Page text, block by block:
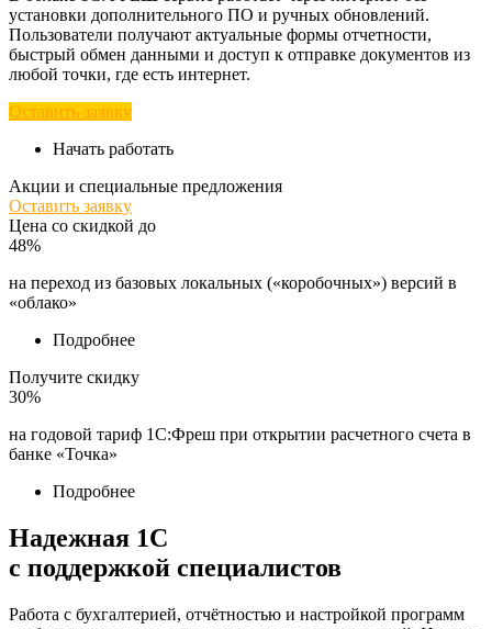
установки дополнительного ПО и ручных обновлений.
Пользователи получают актуальные формы отчетности,
быстрый обмен данными и доступ к отправке документов из
любой точки, где есть интернет.
Оставить заявку
Начать работать
Акции и специальные предложения
Оставить заявку
Цена со скидкой до
48%
на переход из базовых локальных («коробочных») версий в
«облако»
Подробнее
Получите скидку
30%
на годовой тариф 1С:Фреш при открытии расчетного счета в
банке «Точка»
Подробнее
Надежная 1С
с поддержкой специалистов
Работа с бухгалтерией, отчётностью и настройкой программ